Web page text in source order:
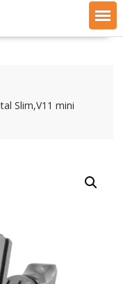
Slim,V11 mini